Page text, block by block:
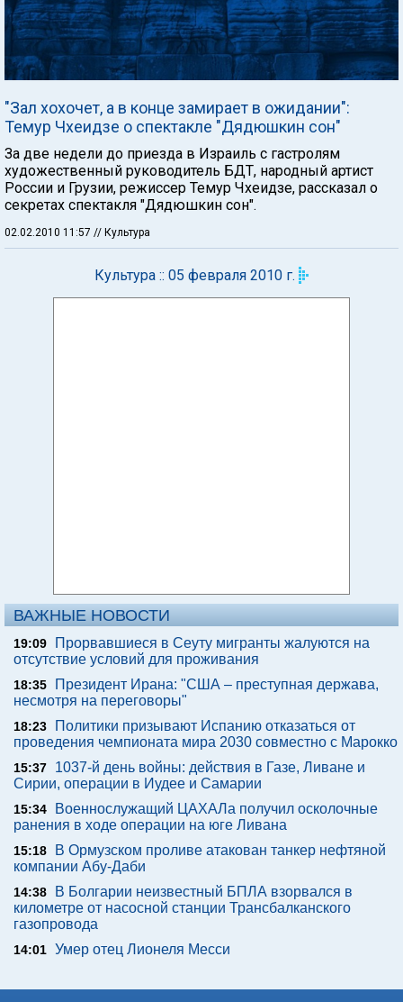
"Зал хохочет, а в конце замирает в ожидании":
Темур Чхеидзе о спектакле "Дядюшкин сон"
За две недели до приезда в Израиль с гастролям
художественный руководитель БДТ, народный артист
России и Грузии, режиссер Темур Чхеидзе, рассказал о
секретах спектакля "Дядюшкин сон".
02.02.2010 11:57 // Культура
Культура :: 05 февраля 2010 г.
ВАЖНЫЕ НОВОСТИ
19:09
Прорвавшиеся в Сеуту мигранты жалуются на
отсутствие условий для проживания
18:35
Президент Ирана: "США – преступная держава,
несмотря на переговоры"
18:23
Политики призывают Испанию отказаться от
проведения чемпионата мира 2030 совместно с Марокко
15:37
1037-й день войны: действия в Газе, Ливане и
Сирии, операции в Иудее и Самарии
15:34
Военнослужащий ЦАХАЛа получил осколочные
ранения в ходе операции на юге Ливана
15:18
В Ормузском проливе атакован танкер нефтяной
компании Абу-Даби
14:38
В Болгарии неизвестный БПЛА взорвался в
километре от насосной станции Трансбалканского
газопровода
14:01 Умер отец Лионеля Месси